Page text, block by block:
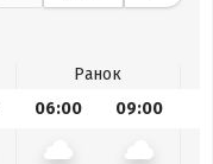
Ранок
06:00 09:00